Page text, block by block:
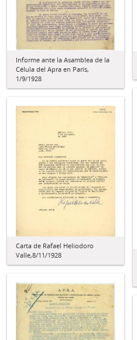
Informe ante la Asamblea de la
Célula del Apra en París,
1/9/1928
Carta de Rafael Heliodoro
Valle,8/11/1928